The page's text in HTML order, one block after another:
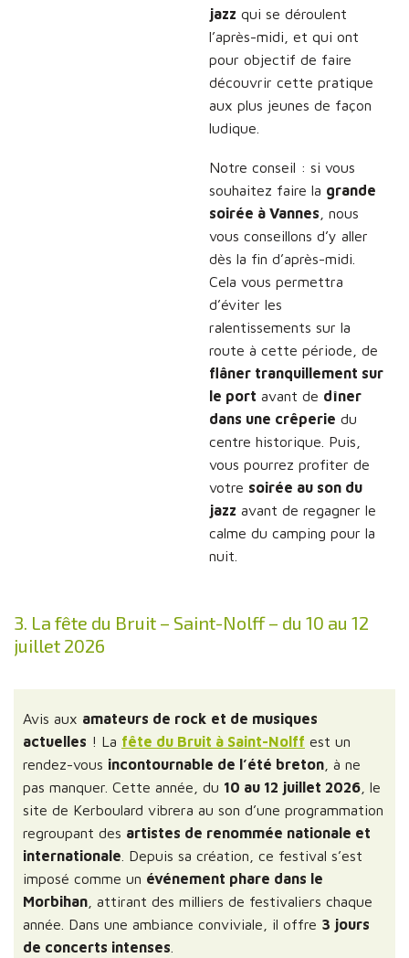
jazz qui se déroulent
l’après-midi, et qui ont
pour objectif de faire
découvrir cette pratique
aux plus jeunes de façon
ludique.
Notre conseil : si vous
souhaitez faire la grande
soirée à Vannes , nous
vous conseillons d’y aller
dès la fin d’après-midi.
Cela vous permettra
d’éviter les
ralentissements sur la
route à cette période, de
flâner tranquillement sur
le port avant de dîner
dans une crêperie du
centre historique. Puis,
vous pourrez profiter de
votre soirée au son du
jazz avant de regagner le
calme du camping pour la
nuit.
3. La fête du Bruit – Saint-Nolff – du 10 au 12
juillet 2026
Avis aux amateurs de rock et de musiques
actuelles ! La fête du Bruit à Saint-Nolff est un
rendez-vous incontournable de l’été breton, à ne
pas manquer. Cette année, du 10 au 12 juillet 2026, le
site de Kerboulard vibrera au son d’une programmation
regroupant des artistes de renommée nationale et
internationale . Depuis sa création, ce festival s’est
imposé comme un événement phare dans le
Morbihan, attirant des milliers de festivaliers chaque
année. Dans une ambiance conviviale, il offre 3 jours
de concerts intenses